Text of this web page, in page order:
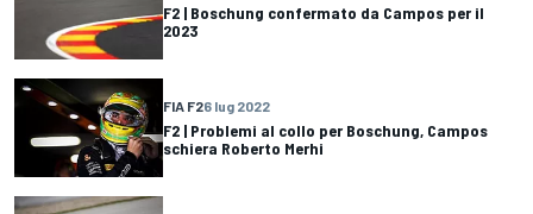
F2 | Boschung confermato da Campos per il
2023
FIA F26 lug 2022
F2 | Problemi al collo per Boschung, Campos
schiera Roberto Merhi